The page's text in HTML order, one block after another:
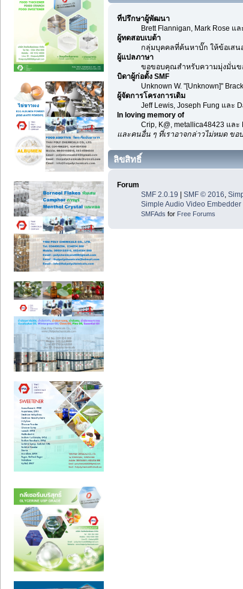
ที่ปรึกษาผู้พัฒนา
Brett Flannigan, Mark Rose แ
ผู้ทดสอบเบต้า
กลุ่มบุคคลที่ค้นหาบั๊ก ให้ข้อเส
ผู้แปลภาษา
ขอขอบคุณสำหรับความมุ่งมั่นข
บิดาผู้ก่อตั้ง SMF
Unknown W. "[Unknown]"
ผู้จัดการโครงการเดิม
Jeff Lewis, Joseph Fung และ
In loving memory of
Crip, K@, metallica48423 และ
และคนอื่น ๆ ที่เราอาจกล่าวไม่หมด ขอ
ลิขสิทธิ์
Forum
SMF 2.0.19 | SMF © 2016
Simple Audio Video Embedder
SMFAds for Free Forums